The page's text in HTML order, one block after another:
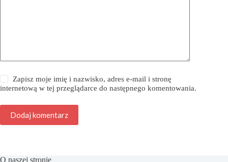
Zapisz moje imię i nazwisko, adres e-mail i stronę
internetową w tej przeglądarce do następnego komentowania.
Dodaj komentarz
O naszej stronie